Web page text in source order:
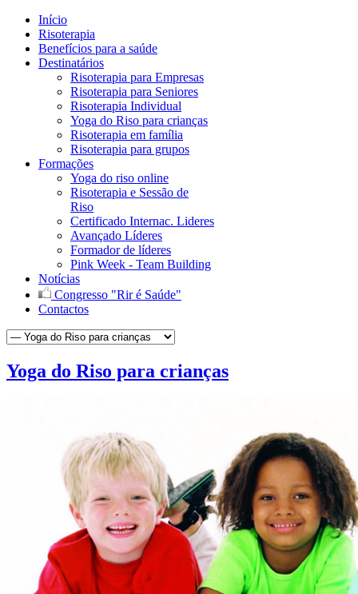
Início
Risoterapia
Benefícios para a saúde
Destinatários
Risoterapia para Empresas
Risoterapia para Seniores
Risoterapia Individual
Yoga do Riso para crianças
Risoterapia em família
Risoterapia para grupos
Formações
Yoga do riso online
Risoterapia e Sessão de
Riso
Certificado Internac. Lideres
Avançado Líderes
Formador de líderes
Pink Week - Team Building
Notícias
Congresso "Rir é Saúde"
Contactos
Yoga do Riso para crianças